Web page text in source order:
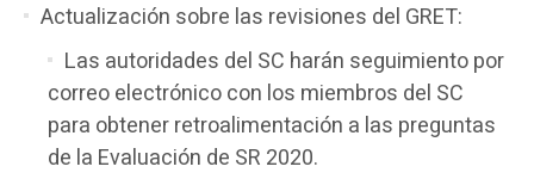
Actualización sobre las revisiones del GRET:
Las autoridades del SC harán seguimiento por
correo electrónico con los miembros del SC
para obtener retroalimentación a las preguntas
de la Evaluación de SR 2020.